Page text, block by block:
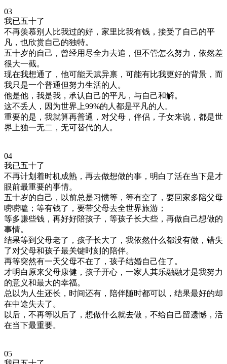
03
我已五十了
不再羡慕别人比我过的好，家里比我有钱，接受了自己的平
凡，也欣赏自己的独特。
五十岁的自己，曾经用尽全力去追，但不管怎么努力，依然差
很大一截。
现在我想通了，他可能天赋异禀，可能有比我更好的背景，而
我只是一个普通但努力生活的人。
他是他，我是我，承认自己的平凡，与自己和解。
这不丢人，因为世界上99%的人都是平凡的人。
重要的是，我就算再普通，对父母，伴侣，子女来说，都是世
界上独一无二，无可替代的人。
04
我已五十了
不再计划着时机成熟，再去做想做的事，明白了活在当下是才
眼前最重要的事情。
五十岁的自己，以前总是习惯等，等有空了，要回家多陪父母
唠唠嗑；等有钱了，要带父母去全世界旅游；
等多赚些钱，再好好陪孩子，等孩子长大些，再做自己想做的
事情。
结果等到父母老了，孩子长大了，我依然什么都没有做，错失
了对父母和孩子最关键时刻的陪伴。
再等突然有一天父母不在了，孩子结婚自己住了。
才明白原来父母康健，孩子开心，一家人其乐融融才是我努力
的意义和最大的幸福。
总以为人生还长，时间还有，陪伴随时都可以，结果最好的却
在中途失去了。
以后，不再等以后了，想做什么就去做，不给自己留遗憾，活
在当下最重要。
05